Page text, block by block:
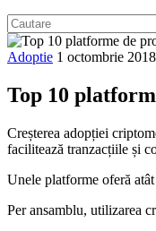
Adoptie 1 octombrie 2018
Top 10
Creșterea adopției
facilitează tranzacțiile și
Unele platforme oferă
Per ansamblu, utilizarea